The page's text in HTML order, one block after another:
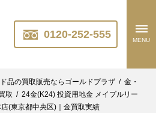
0120-252-555 MENU
品の買取販売ならゴールドプラザ / 金・
取 / 24金(K24) 投資用地金 メイプルリー
(東京都中央区)｜金買取実績